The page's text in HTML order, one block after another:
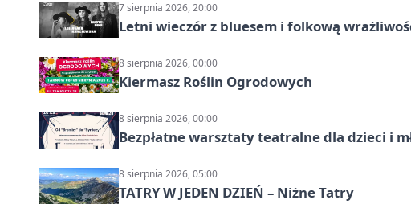
7 sierpnia 2026, 20:00
Letni wieczór z bluesem i folkową
8 sierpnia 2026, 00:00
Kiermasz Roślin Ogrodowych
8 sierpnia 2026, 00:00
Bezpłatne warsztaty teatralne dla dzieci i
8 sierpnia 2026, 05:00
TATRY W JEDEN DZIEŃ – Niżne Tatry